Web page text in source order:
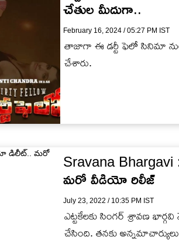
చేతుల మీదుగా..
February 16, 2024 / 05:27 PM IST
తాజాగా ఈ డర్టీ ఫెలో సినిమా
చేశారు.
Sravana
మరో వీడియో రిలీజ్
July 23, 2022 / 10:35 PM IST
ఎట్టకేలకు సింగర్ శ్రావణ
చేసింది. తనకు